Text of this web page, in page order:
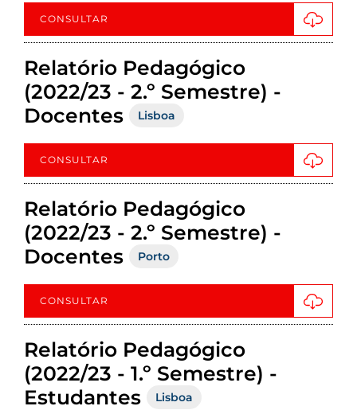
CONSULTAR
Relatório Pedagógico
(2022/23 - 2.º Semestre) -
Docentes
Lisboa
CONSULTAR
Relatório Pedagógico
(2022/23 - 2.º Semestre) -
Docentes
Porto
CONSULTAR
Relatório Pedagógico
(2022/23 - 1.º Semestre) -
Estudantes
Lisboa